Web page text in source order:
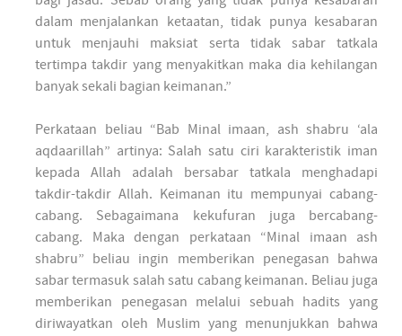
dalam menjalankan ketaatan, tidak punya kesabaran
untuk menjauhi maksiat serta tidak sabar tatkala
tertimpa takdir yang menyakitkan maka dia kehilangan
banyak sekali bagian keimanan.”
Perkataan beliau “Bab Minal imaan, ash shabru ‘ala
aqdaarillah” artinya: Salah satu ciri karakteristik iman
kepada Allah adalah bersabar tatkala menghadapi
takdir-takdir Allah. Keimanan itu mempunyai cabang-
cabang. Sebagaimana kekufuran juga bercabang-
cabang. Maka dengan perkataan “Minal imaan ash
shabru” beliau ingin memberikan penegasan bahwa
sabar termasuk salah satu cabang keimanan. Beliau juga
memberikan penegasan melalui sebuah hadits yang
diriwayatkan oleh Muslim yang menunjukkan bahwa